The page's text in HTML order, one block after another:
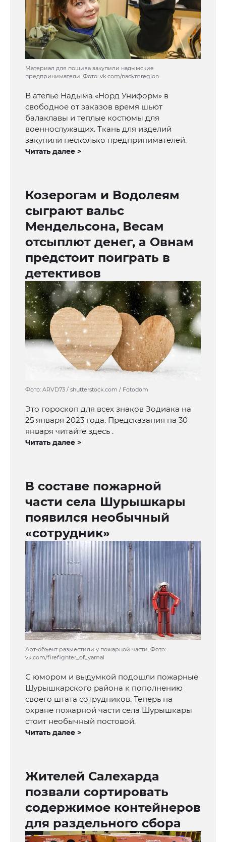
Материал для пошива закупили надымские
предприниматели. Фото: vk.com/nadymregion
В ателье Надыма «Норд Униформ» в
свободное от заказов время шьют
балаклавы и теплые костюмы для
военнослужащих. Ткань для изделий
закупили несколько предпринимателей.
Читать далее >
Козерогам и Водолеям
сыграют вальс
Мендельсона, Весам
отсыплют денег, а Овнам
предстоит поиграть в
детективов
Фото: ARVD73 / shutterstock.com / Fotodom
Это гороскоп для всех знаков Зодиака на
25 января 2023 года. Предсказания на 30
января читайте здесь .
Читать далее >
В составе пожарной
части села Шурышкары
появился необычный
«сотрудник»
Арт-объект разместили у пожарной части. Фото:
vk.com/firefighter_of_yamal
С юмором и выдумкой подошли пожарные
Шурышкарского района к пополнению
своего штата сотрудников. Теперь на
охране пожарной части села Шурышкары
стоит необычный постовой.
Читать далее >
Жителей Салехарда
позвали сортировать
содержимое контейнеров
для раздельного сбора